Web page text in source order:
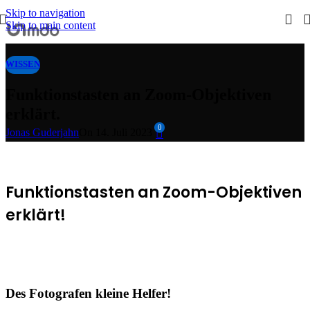
Skip to navigation
Skip to main content
WISSEN
Jonas Guderjahn 0
Funktionstasten an Zoom-Objektiven
erklärt!
Des Fotografen kleine Helfer!